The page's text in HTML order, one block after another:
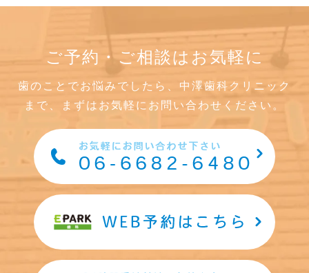
ご予約・ご相談はお気軽に
歯のことでお悩みでしたら、中澤歯科クリニック
まで、まずはお気軽にお問い合わせください。